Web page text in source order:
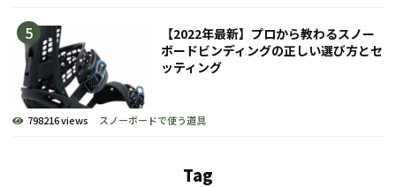
【2022年最新】プロから教わるスノー
ボードビンディングの正しい選び方とセ
ッティング
798216 views スノーボードで使う道具
Tag